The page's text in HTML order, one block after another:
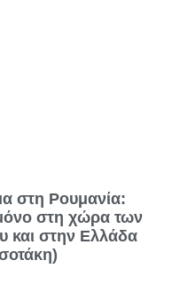
στη Ρουμανία:
στη χώρα των
και στην Ελλάδα